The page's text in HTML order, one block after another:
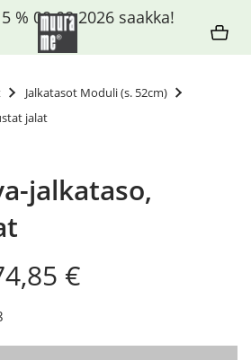
Jalkatasot Moduli (s. 52cm)
jalat
jalkataso,
€.
€
% 09.08.2026 saakka!